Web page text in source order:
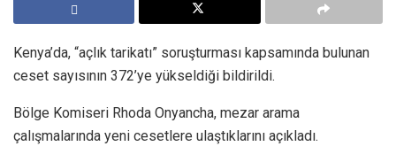
Kenya’da, “açlık tarikatı” soruşturması kapsamında bulunan
ceset sayısının 372’ye yükseldiği bildirildi.
Bölge Komiseri Rhoda Onyancha, mezar arama
çalışmalarında yeni cesetlere ulaştıklarını açıkladı.